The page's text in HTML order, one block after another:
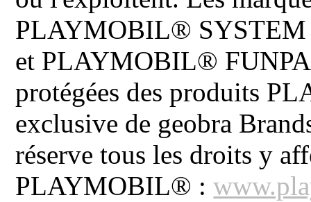
PLAYMOBIL®
et PLAYMOBIL®
protégées des produits
exclusive de geobra
réserve tous les droits y
PLAYMOBIL® :